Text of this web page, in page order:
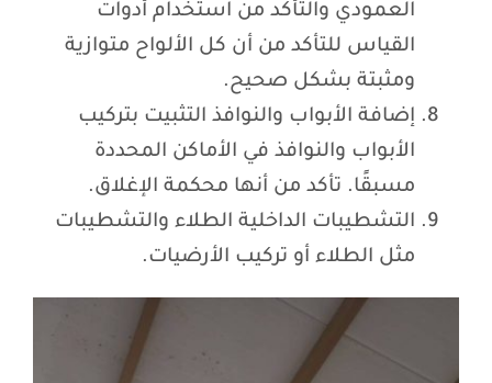
العمودي والتأكد من استخدام أدوات
القياس للتأكد من أن كل الألواح متوازية
ومثبتة بشكل صحيح.
إضافة الأبواب والنوافذ التثبيت بتركيب
الأبواب والنوافذ في الأماكن المحددة
مسبقًا. تأكد من أنها محكمة الإغلاق.
التشطيبات الداخلية الطلاء والتشطيبات
مثل الطلاء أو تركيب الأرضيات.